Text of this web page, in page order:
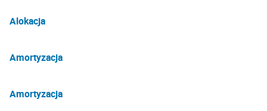
Alokacja
Amortyzacja
Amortyzacja